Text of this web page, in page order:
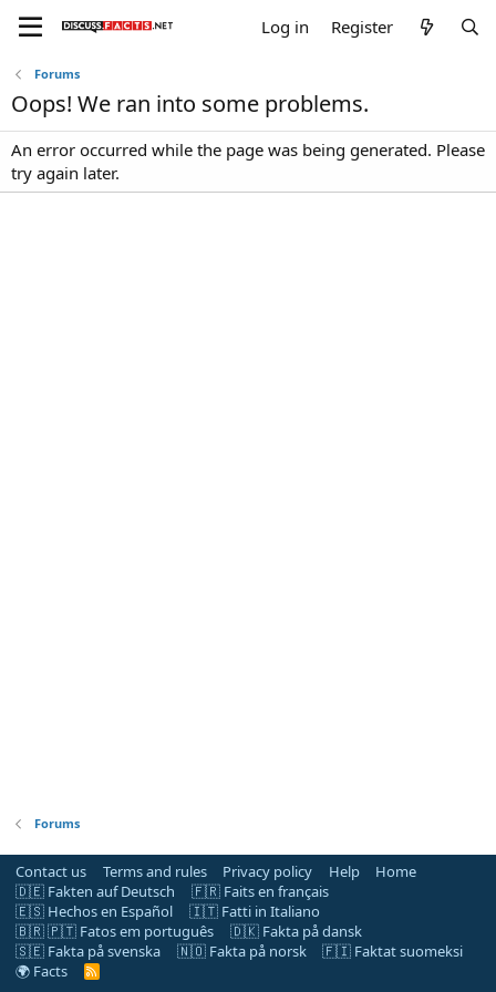
Log in Register
Forums
Oops! We ran into some problems.
An error occurred while the page was being generated. Please
try again later.
Forums
Contact us Terms and rules Privacy policy Help
Home
🇩🇪 Fakten auf Deutsch
🇫🇷 Faits en français
🇪🇸 Hechos en Español
🇮🇹 Fatti in Italiano
🇧🇷 🇵🇹 Fatos em português
🇩🇰 Fakta på dansk
🇸🇪 Fakta på svenska
🇳🇴 Fakta på norsk
🇫🇮 Faktat suomeksi
🌍 Facts
R